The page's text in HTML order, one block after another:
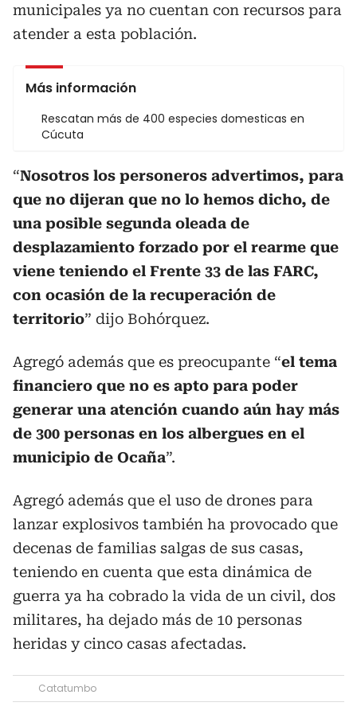
municipales ya no cuentan con recursos para
atender a esta población.
Más información
Rescatan más de 400 especies domesticas en
Cúcuta
“Nosotros los personeros advertimos, para
que no dijeran que no lo hemos dicho, de
una posible segunda oleada de
desplazamiento forzado por el rearme que
viene teniendo el Frente 33 de las FARC,
con ocasión de la recuperación de
territorio” dijo Bohórquez.
Agregó además que es preocupante “el tema
financiero que no es apto para poder
generar una atención cuando aún hay más
de 300 personas en los albergues en el
municipio de Ocaña”.
Agregó además que el uso de drones para
lanzar explosivos también ha provocado que
decenas de familias salgas de sus casas,
teniendo en cuenta que esta dinámica de
guerra ya ha cobrado la vida de un civil, dos
militares, ha dejado más de 10 personas
heridas y cinco casas afectadas.
Catatumbo